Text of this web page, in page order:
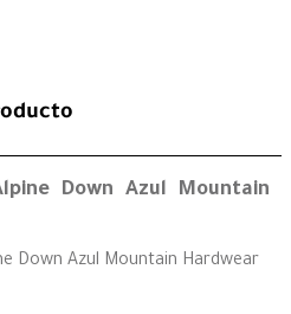
Down Azul Mountain
Down Azul Mountain Hardwear